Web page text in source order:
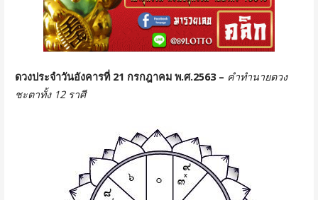
ดวงประจำวันอังคารที่ 21 กรกฎาคม พ.ศ.2563 – คำทำนายดวง
ชะตาทั้ง 12 ราศี